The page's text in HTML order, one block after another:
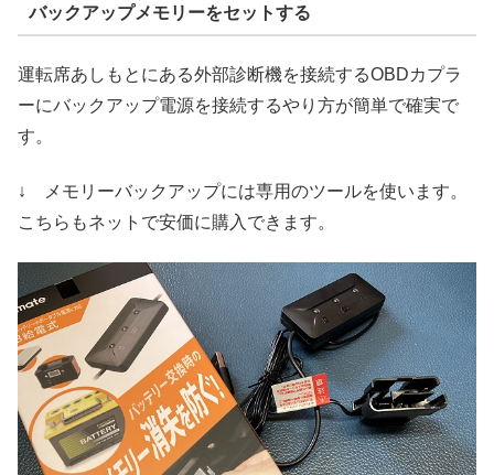
バックアップメモリーをセットする
運転席あしもとにある外部診断機を接続するOBDカプラ
ーにバックアップ電源を接続するやり方が簡単で確実で
す。
↓ メモリーバックアップには専用のツールを使います。
こちらもネットで安価に購入できます。